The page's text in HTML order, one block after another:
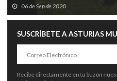
06 de Sep de 2020
SUSCRÍBETE A ASTURIAS
Recibe directamente en tu buzón